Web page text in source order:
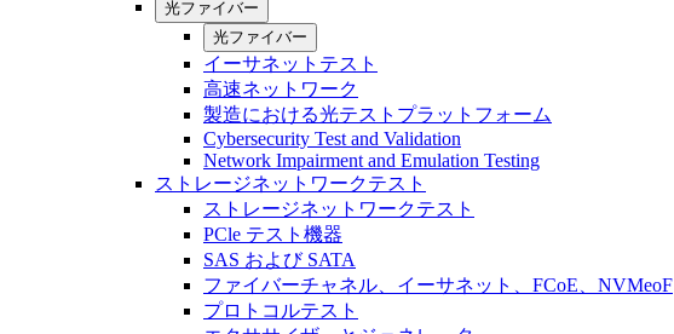
光ファイバー
光ファイバー
イーサネットテスト
高速ネットワーク
製造における光テストプラットフォーム
Cybersecurity Test and Validation
Network Impairment and Emulation Testing
ストレージネットワークテスト
ストレージネットワークテスト
PCle テスト機器
SAS および SATA
ファイバーチャネル、イーサネット、FCoE、NVMeoF
プロトコルテスト